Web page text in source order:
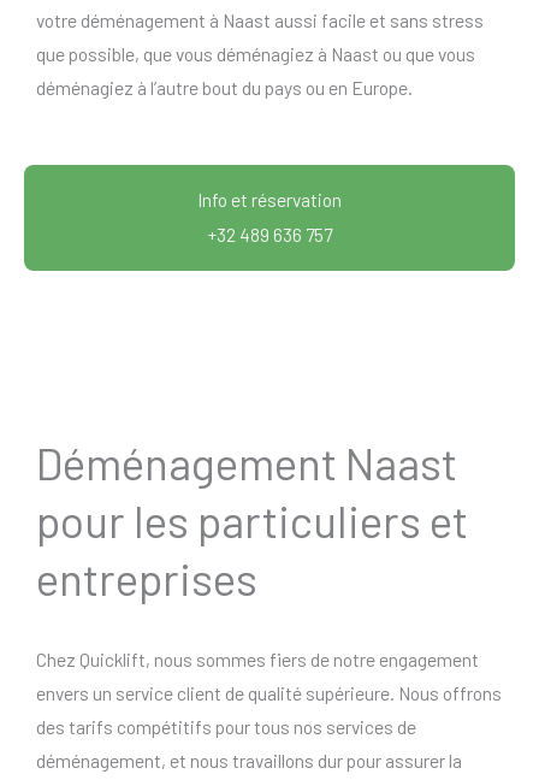
votre déménagement à Naast aussi facile et sans stress
que possible, que vous déménagiez à Naast ou que vous
déménagiez à l’autre bout du pays ou en Europe.
Info et réservation
+32 489 636 757
Déménagement Naast
pour les particuliers et
entreprises
Chez Quicklift, nous sommes fiers de notre engagement
envers un service client de qualité supérieure. Nous offrons
des tarifs compétitifs pour tous nos services de
déménagement, et nous travaillons dur pour assurer la